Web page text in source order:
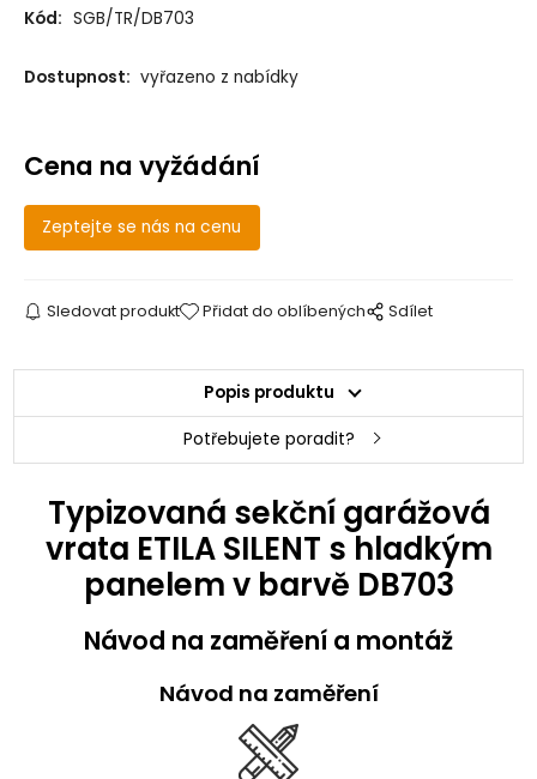
Kód: SGB/TR/DB703
Dostupnost: vyřazeno z nabídky
Cena na vyžádání
Zeptejte se nás na cenu
Sledovat produkt Přidat do oblíbených Sdílet
Popis produktu
Potřebujete poradit?
Typizovaná sekční garážová
vrata ETILA SILENT s hladkým
panelem v barvě DB703
Návod na zaměření a montáž
Návod na zaměření